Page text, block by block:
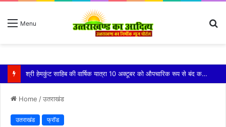
Menu
नशामुक्त समाज के निर्माण के लिए सामूहिक संकल्प जरूरी: मेयर शंभू पासवान
Home /उतराखंड
उतराखंड फ्रॉड